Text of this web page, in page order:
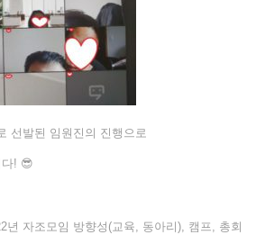
선발된 임원진의 진행으로
! 😎
년 자조모임 방향성(교육, 동아리), 캠프, 총회